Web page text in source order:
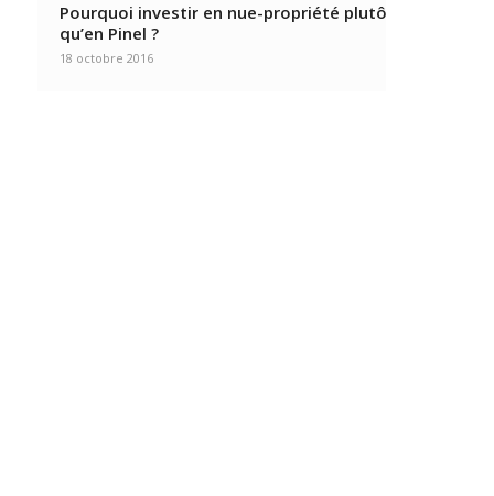
Pourquoi investir en nue-propriété plutôt
qu’en Pinel ?
18 octobre 2016